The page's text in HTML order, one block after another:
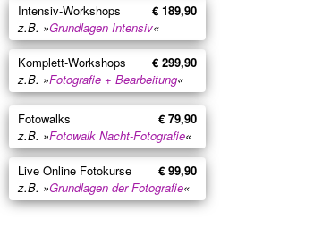
Intensiv-Workshops
€ 189,90
z.B. »Grundlagen Intensiv«
Komplett-Workshops
€ 299,90
z.B. »Fotografie + Bearbeitung«
Fotowalks
€ 79,90
z.B. »Fotowalk Nacht-Fotografie«
Live Online Fotokurse
€ 99,90
z.B. »Grundlagen der Fotografie«